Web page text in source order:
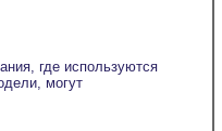
где используются
могут